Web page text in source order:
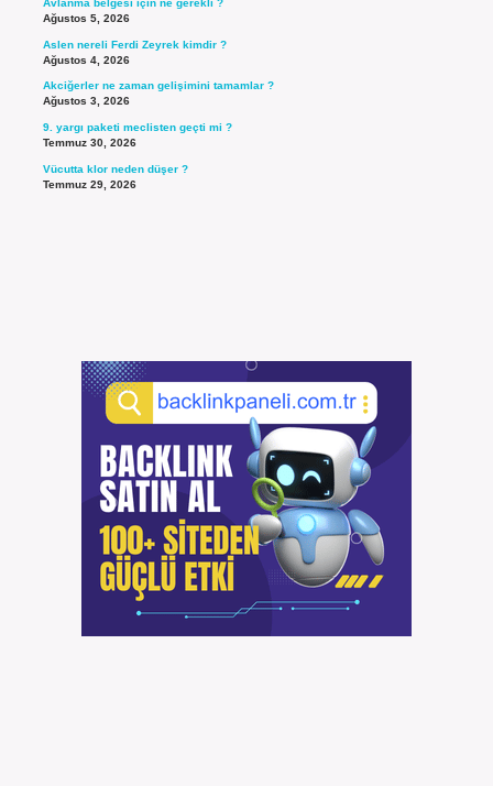
Avlanma belgesi için ne gerekli ?
Ağustos 5, 2026
Aslen nereli Ferdi Zeyrek kimdir ?
Ağustos 4, 2026
Akciğerler ne zaman gelişimini tamamlar ?
Ağustos 3, 2026
9. yargı paketi meclisten geçti mi ?
Temmuz 30, 2026
Vücutta klor neden düşer ?
Temmuz 29, 2026